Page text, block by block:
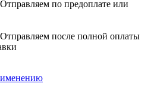
по предоплате или
после полной оплаты